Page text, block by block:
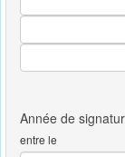
entre le